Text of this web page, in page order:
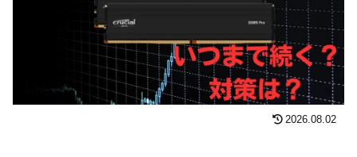
2026.08.02